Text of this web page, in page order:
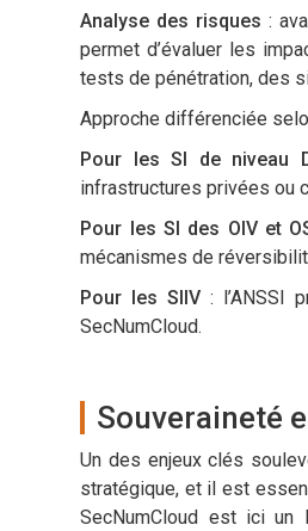
Analyse des risques :
permet d’évaluer les
tests de pénétration, des
Approche différenciée
Pour les SI de niveau
infrastructures privées ou
Pour les SI des OIV et
mécanismes de
Pour les SIIV : l’ANSSI
SecNumCloud.
Souveraineté
Un des enjeux clés
stratégique, et il est
SecNumCloud est ici un